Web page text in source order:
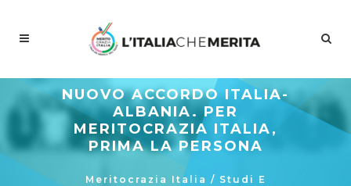
NUOVO ACCORDO ITALIA-
ALBANIA. PER
MERITOCRAZIA ITALIA,
PRIMA LA PERSONA
Meritocrazia Italia / Studi E